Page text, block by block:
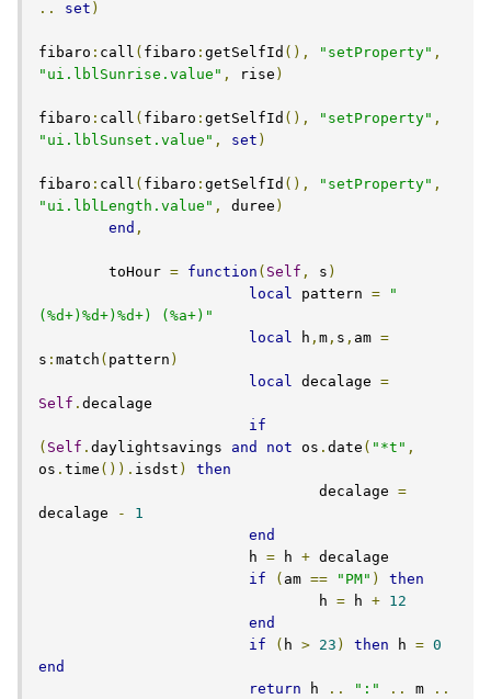
.. set )
fibaro : call ( fibaro : getSelfId (), "setProperty" ,
"ui.lblSunrise.value" , rise )
fibaro : call ( fibaro : getSelfId (), "setProperty" ,
"ui.lblSunset.value" , set )
fibaro : call ( fibaro : getSelfId (), "setProperty" ,
"ui.lblLength.value" , duree )
end ,
    	toHour
= function ( Self , s )
local pattern =
"
(%d+)%d+)%d+) (%a+)"
local h , m , s , am =
s : match ( pattern )
local decalage =
Self . decalage
if
( Self . daylightsavings and not os . date ( "*t" ,
os . time ()). isdst )
then
        			decalage
=
decalage
-
1
end
      			h
= h + decalage
if
( am == "PM" )
then
        			h
= h + 12
end
if
( h > 23 ) then h = 0
end
return h .. ":" .. m
..